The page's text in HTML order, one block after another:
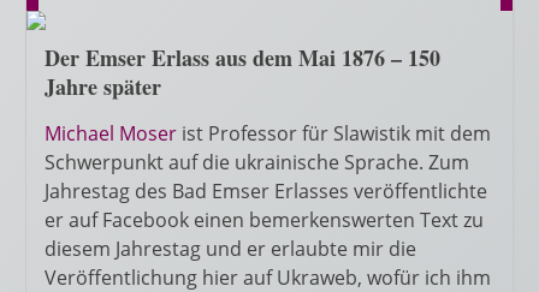
Der Emser Erlass aus dem Mai 1876 – 150
Jahre später
Michael Moser ist Professor für Slawistik mit dem
Schwerpunkt auf die ukrainische Sprache. Zum
Jahrestag des Bad Emser Erlasses veröffentlichte
er auf Facebook einen bemerkenswerten Text zu
diesem Jahrestag und er erlaubte mir die
Veröffentlichung hier auf Ukraweb, wofür ich ihm